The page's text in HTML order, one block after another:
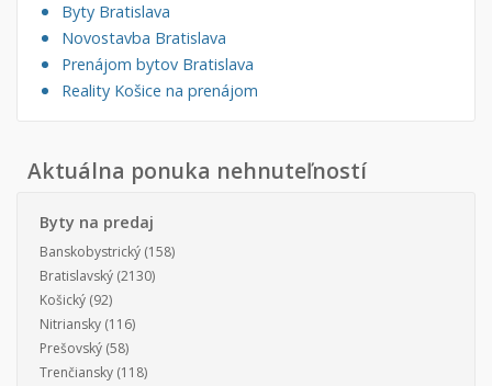
Byty Bratislava
Novostavba Bratislava
Prenájom bytov Bratislava
Reality Košice na prenájom
Aktuálna ponuka nehnuteľností
Byty na predaj
Banskobystrický (158)
Bratislavský (2130)
Košický (92)
Nitriansky (116)
Prešovský (58)
Trenčiansky (118)